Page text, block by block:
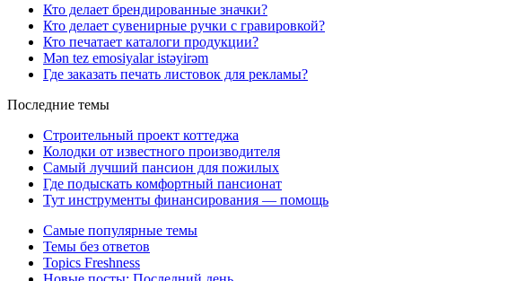
Кто делает брендированные значки?
Кто делает сувенирные ручки с гравировкой?
Кто печатает каталоги продукции?
Mən tez emosiyalar istəyirəm
Где заказать печать листовок для рекламы?
Последние темы
Строительный проект коттеджа
Колодки от известного производителя
Самый лучший пансион для пожилых
Где подыскать комфортный пансионат
Тут инструменты финансирования — помощь
Самые популярные темы
Темы без ответов
Topics Freshness